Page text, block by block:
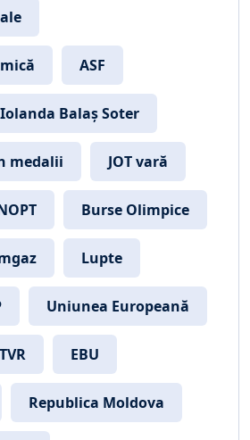
ASF
Iolanda Balaș Soter
medalii JOT vară
Burse Olimpice
Lupte
Uniunea Europeană
TVR EBU
Republica Moldova